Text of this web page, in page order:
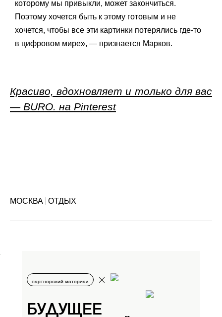
быстро измениться и то положение вещей, к
которому мы привыкли, может закончиться.
Поэтому хочется быть к этому готовым и не
хочется, чтобы все эти картинки потерялись где-то
Красиво, вдохновляет и только для вас